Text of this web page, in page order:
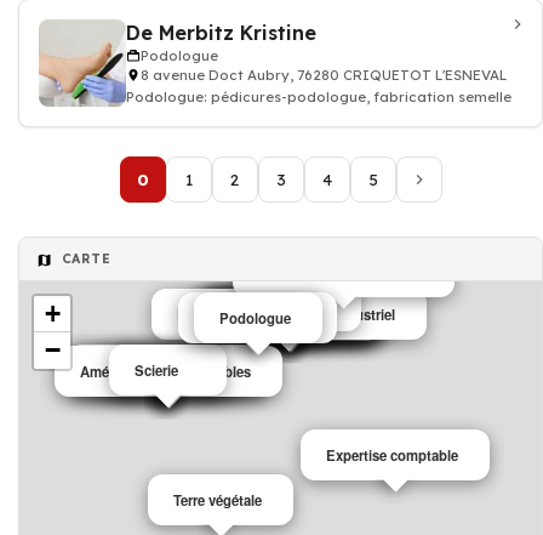
De Merbitz Kristine
Podologue
8 avenue Doct Aubry, 76280 CRIQUETOT L'ESNEVAL
Podologue: pédicures-podologue, fabrication semelle
0 1 2 3 4 5
CARTE
Vente de terreaux
Entreprise de bâtiment
Institut de beauté
entretien de jardins
Pose de plaques
Salon de massage
Exploitant de loisirs
Entreprise de nettoyage industriel
Expertise comptable
Terre végétale
Pose de fenêtre
Crossfit
Entreprise de peinture
Entreprise de peinture
Aménagement de combles
Scierie
Sports et loisirs
Podologue
+
−